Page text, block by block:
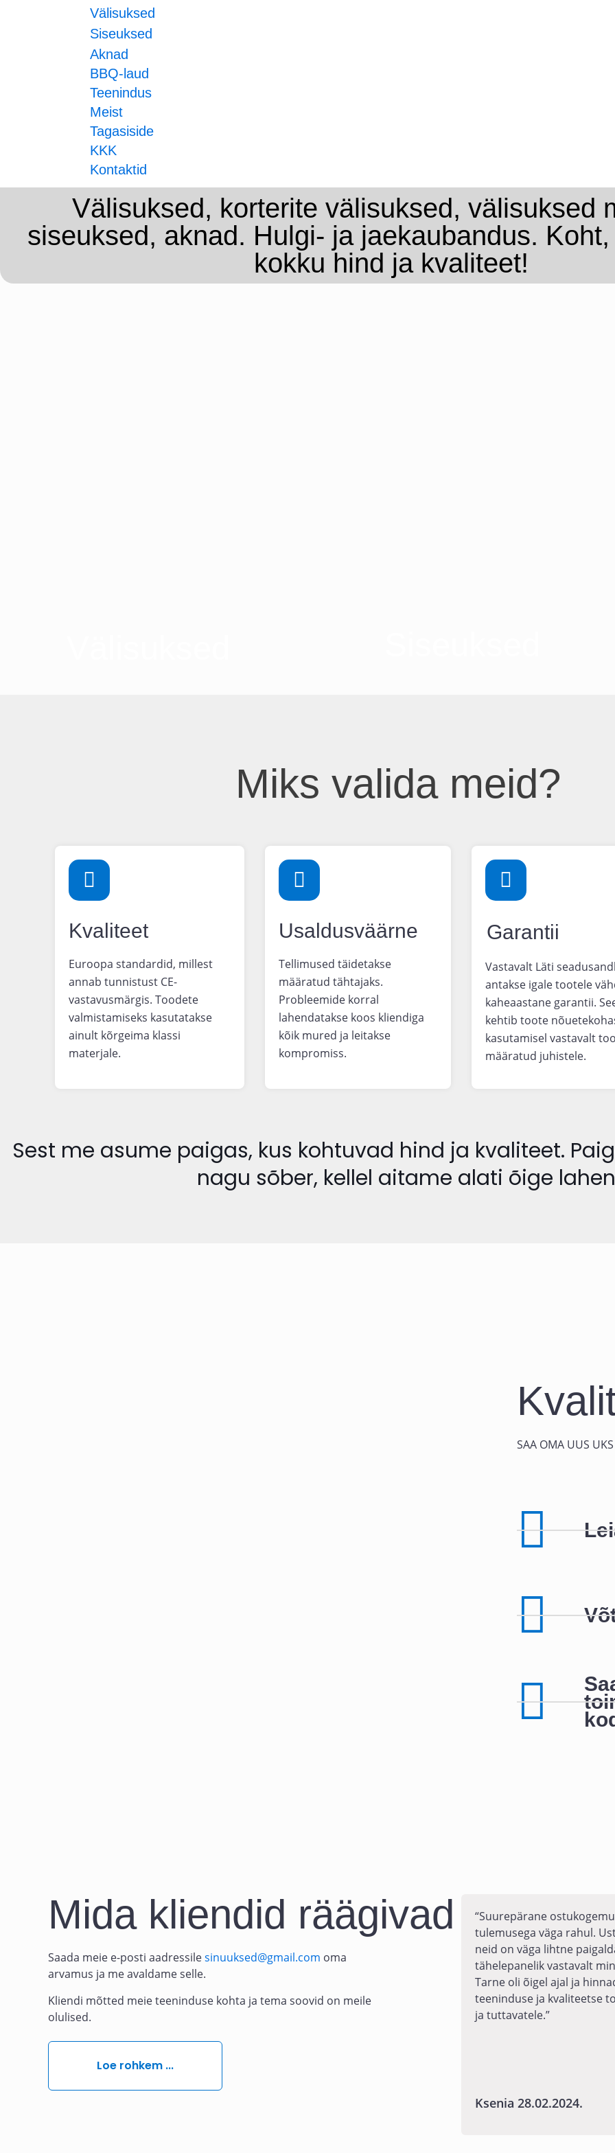
Välisuksed
Siseuksed
Aknad
BBQ-laud
Teenindus
Meist
Tagasiside
KKK
Kontaktid
Välisuksed, korterite välisuksed, välisuksed
siseuksed, aknad. Hulgi- ja jaekaubandus.
kokku hind ja kvaliteet!
Miks valida meid?
Kvaliteet
Euroopa standardid, millest
annab tunnistust CE-
vastavusmärgis. Toodete
valmistamiseks kasutatakse
ainult kõrgeima klassi
materjale.
Usaldusväärne
Tellimused täidetakse
määratud tähtajaks.
Probleemide korral
lahendatakse koos kliendiga
kõik mured ja leitakse
kompromiss.
Garantii
Vastavalt Läti
antakse igale tootele
kaheaastane garantii.
kehtib toote
kasutamisel vastavalt
määratud juhistele.
Sest me asume paigas, kus kohtuvad hind ja kvaliteet.
nagu sõber, kellel aitame alati õige
SAA OMA UUS
Mida kliendid räägivad
Saada meie e-posti aadressilesinuuksed@gmail.com oma
arvamus ja me avaldame selle.
Kliendi mõtted meie teeninduse kohta ja tema soovid on meile
olulised.
Loe rohkem ...
“Suurepärane
tulemusega väga rahul.
neid on väga lihtne
tähelepanelik vastavalt
Tarne oli õigel ajal ja
teeninduse ja kvaliteetse
ja tuttavatele.”
Ksenia 28.02.2024.